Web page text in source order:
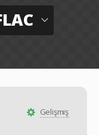
Gelişmiş